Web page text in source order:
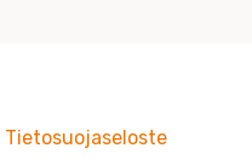
Tietosuojaseloste